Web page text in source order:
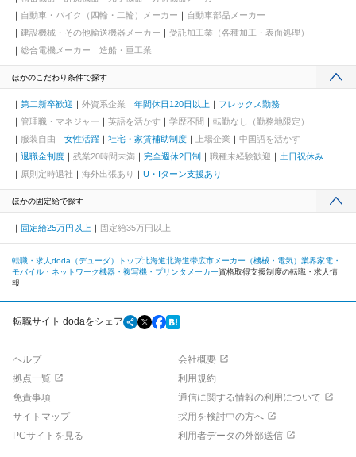
自動車・バイク（四輪・二輪）メーカー
自動車部品メーカー
建設機械・その他輸送機器メーカー
受託加工業（各種加工・表面処理）
総合電機メーカー
造船・重工業
ほかのこだわり条件で探す
第二新卒歓迎 外資系企業 年間休日120日以上
フレックス勤務
管理職・マネジャー
英語を活かす 学歴不問
転勤なし（勤務地限定）
服装自由
女性活躍 社宅・家賃補助制度 上場企業
中国語を活かす
退職金制度
残業20時間未満 完全週休2日制 職種未経験歓迎
土日祝休み
原則定時退社
海外出張あり U・Iターン支援あり
ほかの固定給で探す
固定給25万円以上 固定給35万円以上
転職・求人doda（デューダ）トップ北海道北海道帯広市 メーカー（機械・電気）業界家電・
モバイル・ネットワーク機器・複写機・プリンタメーカー資格取得支援制度の転職・求人情
報
転職サイト dodaをシェア
ヘルプ
会社概要
拠点一覧
利用規約
免責事項
通信に関する情報の利用について
サイトマップ
採用を検討中の方へ
PCサイトを見る
利用者データの外部送信